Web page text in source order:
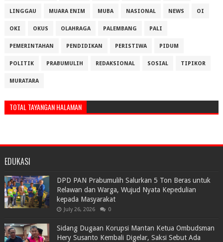
LINGGAU MUARA ENIM MUBA NASIONAL NEWS OI
OKI OKUS OLAHRAGA PALEMBANG PALI
PEMERINTAHAN PENDIDIKAN PERISTIWA PIDUM
POLITIK PRABUMULIH REDAKSIONAL SOSIAL TIPIKOR
MURATARA
TOTAL TAYANGAN HALAMAN
EDUKASI
DPD PAN Prabumulih Salurkan 5 Ton Beras untuk
Relawan dan Warga, Wujud Nyata Kepedulian
kepada Masyarakat
July 26, 2026 0
Sidang Dugaan Korupsi Mantan Ketua Ombudsman
Hery Susanto Kembali Digelar, Saksi Sebut Ada